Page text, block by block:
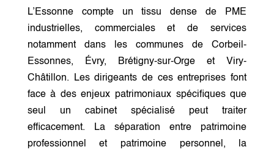
L’Essonne compte un tissu dense de PME
industrielles, commerciales et de services
notamment dans les communes de Corbeil-
Essonnes, Évry, Brétigny-sur-Orge et Viry-
Châtillon. Les dirigeants de ces entreprises font
face à des enjeux patrimoniaux spécifiques que
seul un cabinet spécialisé peut traiter
efficacement. La séparation entre patrimoine
professionnel et patrimoine personnel, la